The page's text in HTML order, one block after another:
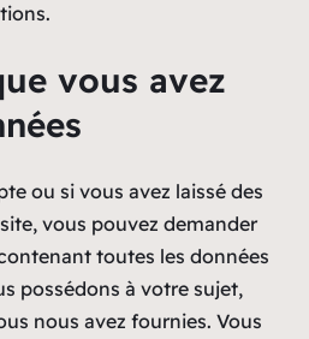
vous avez
ou si vous avez laissé des
vous pouvez demander
toutes les données
possédons à votre sujet,
nous avez fournies. Vous